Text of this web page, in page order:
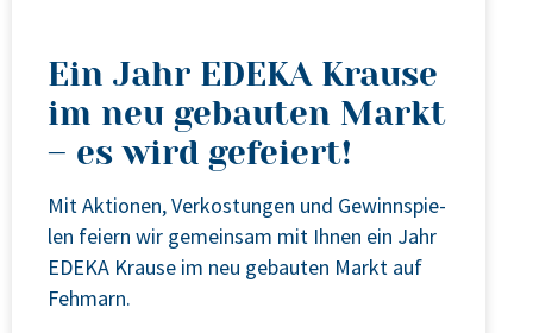
Ein Jahr EDEKA Krause
im neu gebauten Markt
– es wird gefeiert!
Mit Aktio­nen, Ver­kos­tun­gen und Gewinn­spie­
len fei­ern wir gemein­sam mit Ihnen ein Jahr
EDEKA Krau­se im neu gebau­ten Markt auf
Feh­marn.